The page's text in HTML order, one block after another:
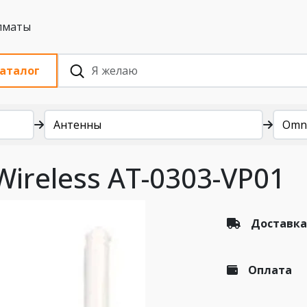
НДС, Алматы
Антенны
AT-0303-VP01
Доставка
Оплата